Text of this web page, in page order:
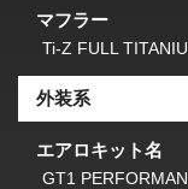
マフラー
Ti-Z FULL
外装系
エアロキット名
GT1